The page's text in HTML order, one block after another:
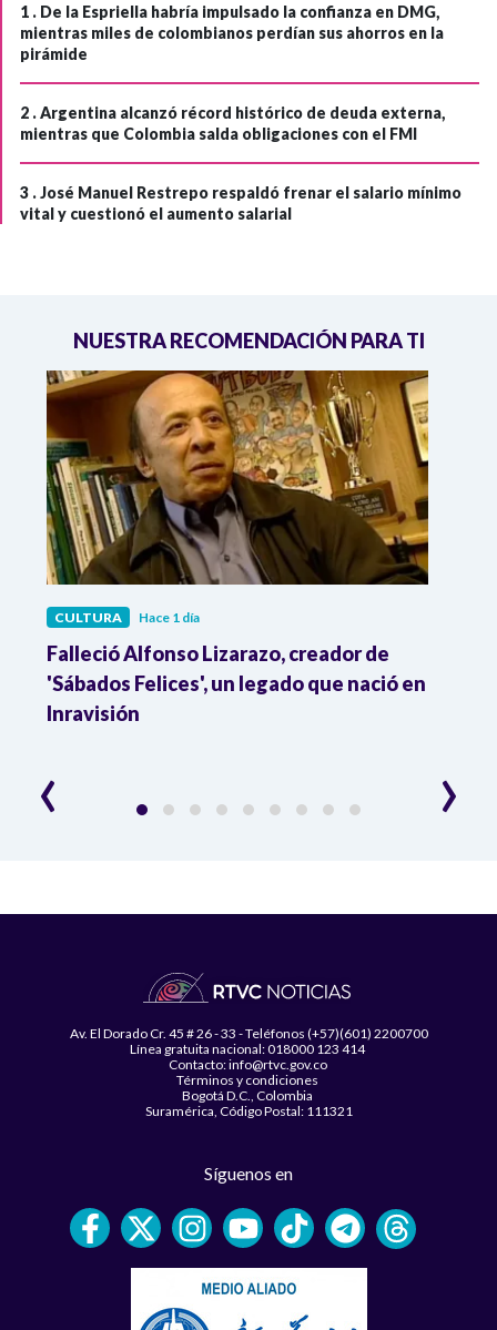
1 . De la Espriella habría impulsado la confianza en DMG,
mientras miles de colombianos perdían sus ahorros en la
pirámide
2 .Argentina alcanzó récord histórico de deuda externa,
mientras que Colombia salda obligaciones con el FMI
3 .José Manuel Restrepo respaldó frenar el salario mínimo
vital y cuestionó el aumento salarial
NUESTRA RECOMENDACIÓN PARA TI
CULTURA Hace 1 día
Falleció Alfonso Lizarazo, creador de
'Sábados Felices', un legado que nació en
Inravisión
‹ ›
Av. El Dorado Cr. 45 # 26 - 33 - Teléfonos (+57)(601) 2200700
Línea gratuita nacional: 018000 123 414
Contacto: info@rtvc.gov.co
Términos y condiciones
Bogotá D.C., Colombia
Suramérica, Código Postal: 111321
Síguenos en